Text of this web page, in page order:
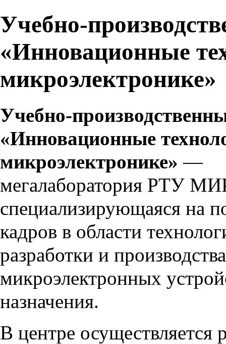
Учебно-
«Инновационные
микроэлектронике»
Учебно-
«Инновационные
микроэлектронике» —
мегалаборатория РТУ
специализирующаяся на
кадров в области
разработки и производства
микроэлектронных
назначения.
В центре осуществляется